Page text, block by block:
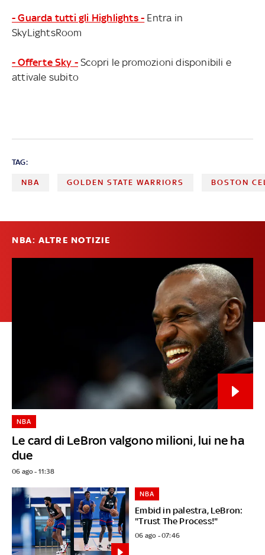
- Guarda tutti gli Highlights - Entra in
SkyLightsRoom
- Offerte Sky - Scopri le promozioni disponibili e
attivale subito
TAG:
NBA GOLDEN STATE WARRIORS BOSTON
NBA: ALTRE NOTIZIE
Le card di LeBron valgono milioni, lui ne ha
due
NBA
06 ago - 11:38
Embid in palestra, LeBron:
"Trust The Process!"
NBA
06 ago - 07:46